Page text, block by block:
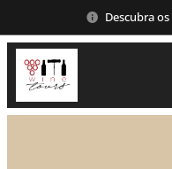
Descubra